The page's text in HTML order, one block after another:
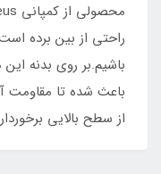
راحتی از بین برده
باشیم.بر روی بدنه
باعث شده تا مقاومت
از سطح بالایی